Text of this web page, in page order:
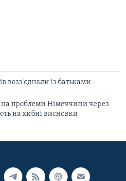
возз'єднали із батьками
проблеми Німеччини через
на хибні висновки